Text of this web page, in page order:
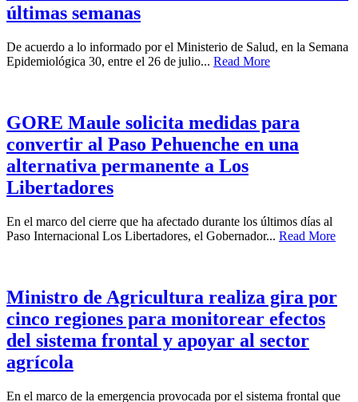
últimas semanas
De acuerdo a lo informado por el Ministerio de Salud, en la Semana
Epidemiológica 30, entre el 26 de julio... Read More
GORE Maule solicita medidas para
convertir al Paso Pehuenche en una
alternativa permanente a Los
Libertadores
En el marco del cierre que ha afectado durante los últimos días al
Paso Internacional Los Libertadores, el Gobernador... Read More
Ministro de Agricultura realiza gira por
cinco regiones para monitorear efectos
del sistema frontal y apoyar al sector
agrícola
En el marco de la emergencia provocada por el sistema frontal que